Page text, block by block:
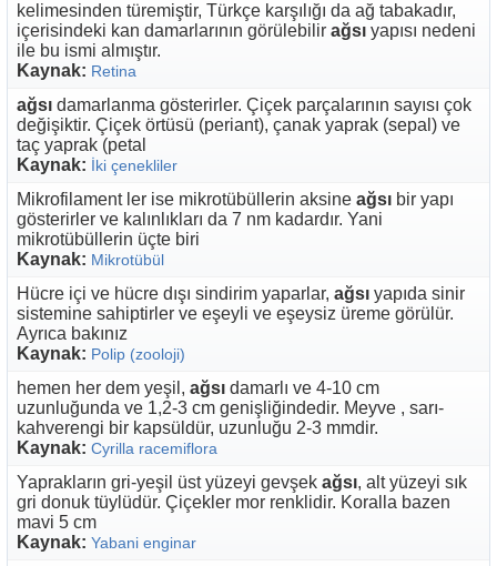
kelimesinden türemiştir, Türkçe karşılığı da ağ tabakadır,
içerisindeki kan damarlarının görülebilir ağsı yapısı nedeni
ile bu ismi almıştır.
Kaynak: Retina
ağsı damarlanma gösterirler. Çiçek parçalarının sayısı çok
değişiktir. Çiçek örtüsü (periant), çanak yaprak (sepal) ve
taç yaprak (petal
Kaynak: İki çenekliler
Mikrofilament ler ise mikrotübüllerin aksine ağsı bir yapı
gösterirler ve kalınlıkları da 7 nm kadardır. Yani
mikrotübüllerin üçte biri
Kaynak: Mikrotübül
Hücre içi ve hücre dışı sindirim yaparlar, ağsı yapıda sinir
sistemine sahiptirler ve eşeyli ve eşeysiz üreme görülür.
Ayrıca bakınız
Kaynak: Polip (zooloji)
hemen her dem yeşil, ağsı damarlı ve 4-10 cm
uzunluğunda ve 1,2-3 cm genişliğindedir. Meyve , sarı-
kahverengi bir kapsüldür, uzunluğu 2-3 mmdir.
Kaynak: Cyrilla racemiflora
Yaprakların gri-yeşil üst yüzeyi gevşek ağsı, alt yüzeyi sık
gri donuk tüylüdür. Çiçekler mor renklidir. Koralla bazen
mavi 5 cm
Kaynak: Yabani enginar